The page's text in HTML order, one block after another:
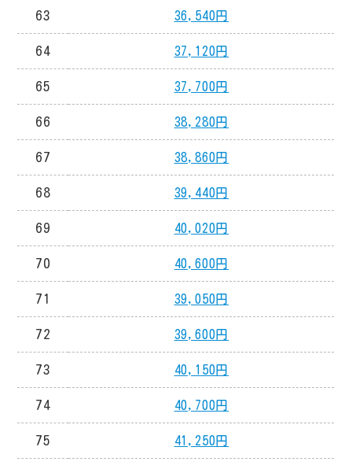
63 36,540円
64 37,120円
65 37,700円
66 38,280円
67 38,860円
68 39,440円
69 40,020円
70 40,600円
71 39,050円
72 39,600円
73 40,150円
74 40,700円
75 41,250円